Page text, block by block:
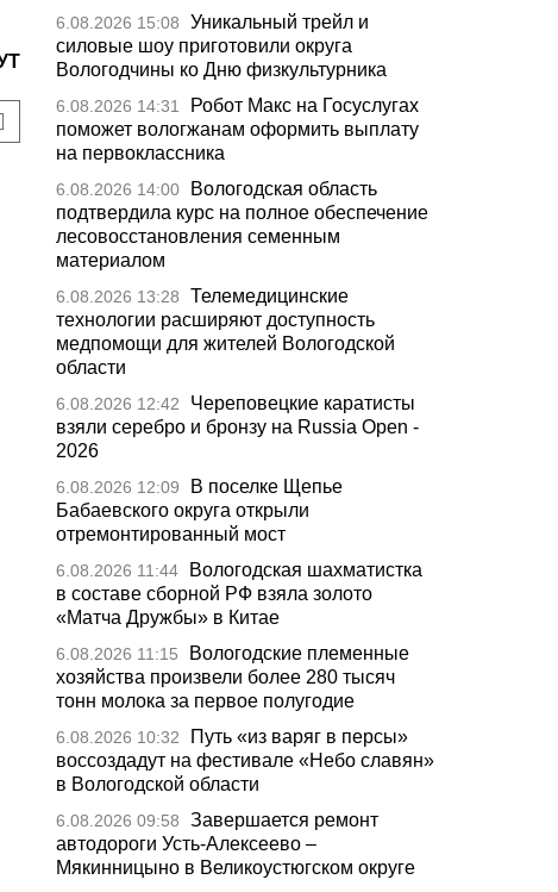
6.08.2026 15:08
Уникальный трейл и
силовые шоу приготовили округа
Вологодчины ко Дню физкультурника
6.08.2026 14:31
Робот Макс на Госуслугах
поможет вологжанам оформить выплату
на первоклассника
6.08.2026 14:00
Вологодская область
подтвердила курс на полное обеспечение
лесовосстановления семенным
материалом
6.08.2026 13:28
Телемедицинские
технологии расширяют доступность
медпомощи для жителей Вологодской
области
6.08.2026 12:42
Череповецкие каратисты
взяли серебро и бронзу на Russia Open -
2026
6.08.2026 12:09
В поселке Щепье
Бабаевского округа открыли
отремонтированный мост
6.08.2026 11:44
Вологодская шахматистка
в составе сборной РФ взяла золото
«Матча Дружбы» в Китае
6.08.2026 11:15
Вологодские племенные
хозяйства произвели более 280 тысяч
тонн молока за первое полугодие
6.08.2026 10:32
Путь «из варяг в персы»
воссоздадут на фестивале «Небо славян»
в Вологодской области
6.08.2026 09:58
Завершается ремонт
автодороги Усть-Алексеево –
Мякинницыно в Великоустюгском округе